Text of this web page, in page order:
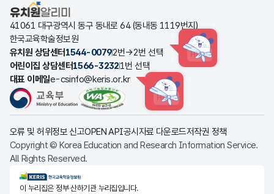
유치원알리미
41061 대구광역시 동구 동내로 64 (동내동 1119번지)
한국교육학술정보원
유치원 상담센터 1544-00792번→2번 선택 HINT
어린이집 상담센터1566-32321번 선택
대표 이메일e-csinfo@keris.or.kr
HINT
오류 및 허위정보 신고OPEN API공시자료 다운로드저작권 정책
Copyright © Korea Education and Research Information Service.
All Rights Reserved.
KERIS한국교육학술정보원
이 누리집은 정부 산하기관 누리집입니다.